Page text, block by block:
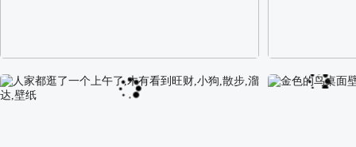
阿尔卑斯山区自然风景壁纸 校园长发可爱